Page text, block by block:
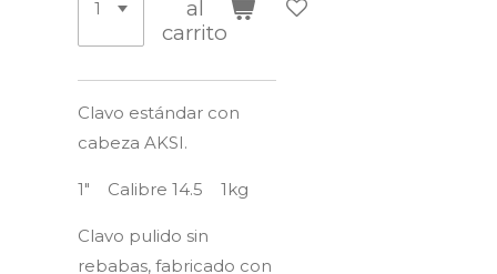
al
carrito
Clavo estándar con
cabeza AKSI.
1" Calibre 14.5 1kg
Clavo pulido sin
rebabas, fabricado con